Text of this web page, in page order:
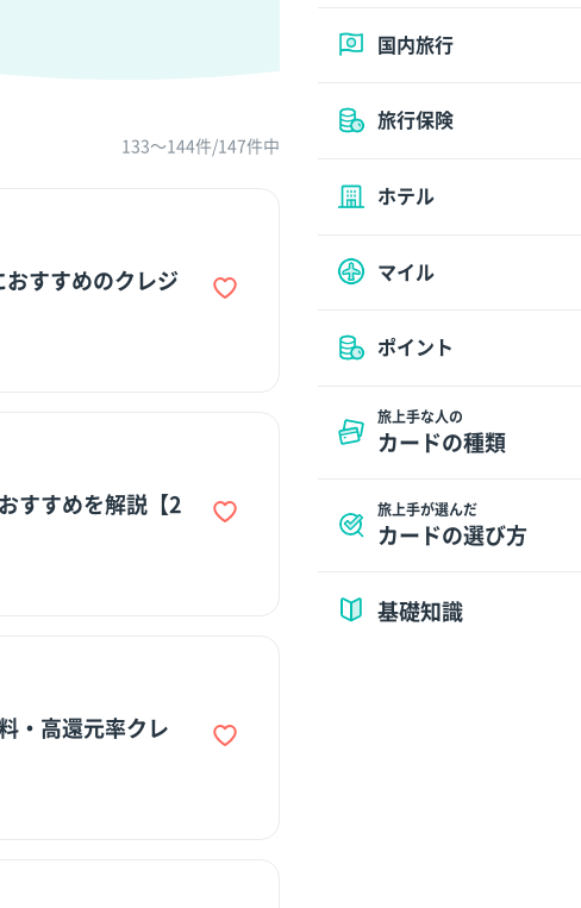
133〜144件/147件中
おすすめのクレジ
すすめを解説【2
・高還元率クレ
国内旅行
旅行保険
ホテル
マイル
ポイント
旅上手な人の
カードの種類
旅上手が選んだ
カードの選び方
基礎知識